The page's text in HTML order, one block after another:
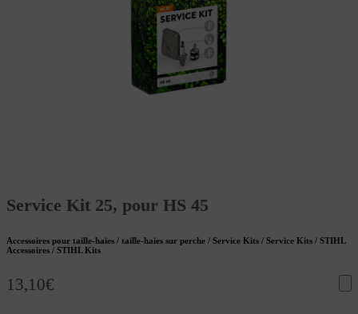
Service Kit 25, pour HS 45
Accessoires pour taille-haies / taille-haies sur perche / Service Kits / Service Kits / STIHL
Accessoires / STIHL Kits
13,10€